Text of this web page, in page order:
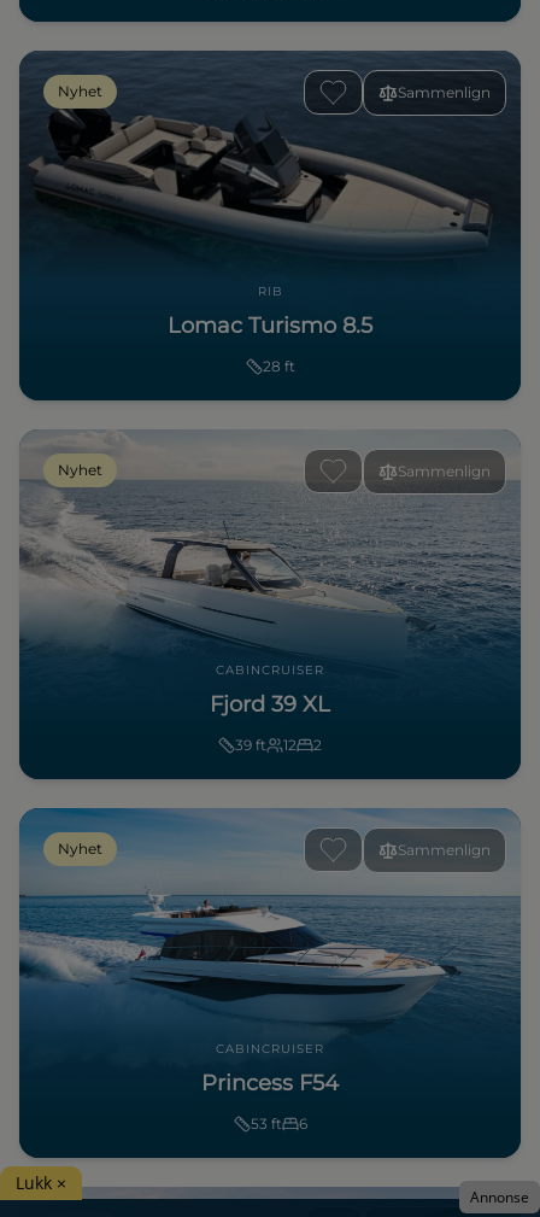
Sammenlign
Nyhet
RIB
Lomac Turismo 8.5
28 ft
Sammenlign
Nyhet
CABINCRUISER
Fjord 39 XL
39 ft 12 2
Sammenlign
Nyhet
CABINCRUISER
Princess F54
53 ft 6
Annonse
Lukk ×